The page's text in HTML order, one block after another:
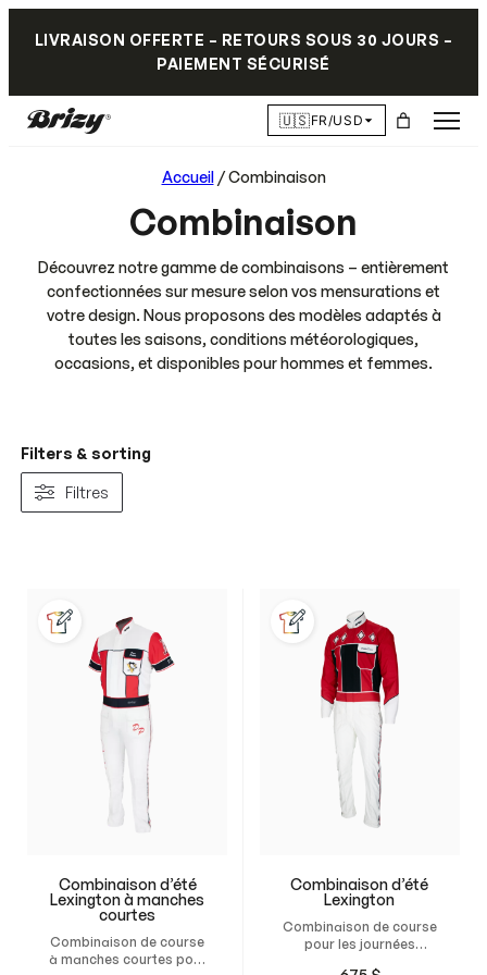
LIVRAISON OFFERTE – RETOURS SOUS 30 JOURS –
PAIEMENT SÉCURISÉ
🇺🇸FR/USD
Accueil/ Combinaison
Combinaison
Découvrez notre gamme de combinaisons – entièrement
confectionnées sur mesure selon vos mensurations et
votre design. Nous proposons des modèles adaptés à
toutes les saisons, conditions météorologiques,
occasions, et disponibles pour hommes et femmes.
Filters & sorting
Filtres
Combinaison d’été
Lexington à manches
courtes
Combinaison de course
à manches courtes pour
Combinaison d’été
Lexington
Combinaison de course
pour les journées